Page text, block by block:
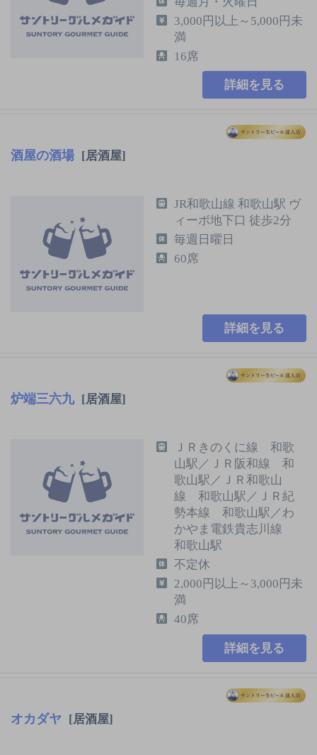
3,000円以上～5,000円未
満
16席
詳細を見る
酒屋の酒場 [居酒屋]
JR和歌山線 和歌山駅 ヴ
ィーボ地下口 徒歩2分
毎週日曜日
60席
詳細を見る
炉端三六九 [居酒屋]
ＪＲきのくに線 和歌
山駅／ＪＲ阪和線 和
歌山駅／ＪＲ和歌山
線 和歌山駅／ＪＲ紀
勢本線 和歌山駅／わ
かやま電鉄貴志川線
和歌山駅
不定休
2,000円以上～3,000円未
満
40席
詳細を見る
オカダヤ [居酒屋]